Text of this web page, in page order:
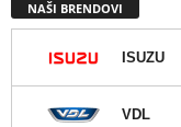
NAŠI BRENDOVI
ISUZU
VDL